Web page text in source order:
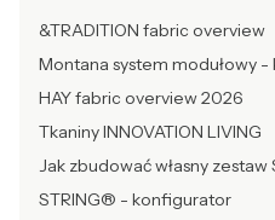
&TRADITION fabric overview
Montana system modułowy
HAY fabric overview 2026
Tkaniny INNOVATION LIVING
Jak zbudować własny zestaw
STRING® - konfigurator